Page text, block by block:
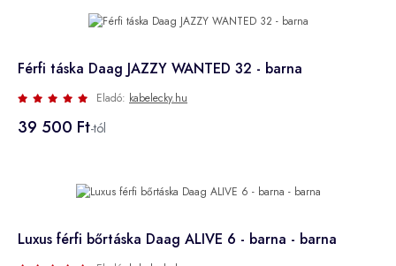
Férfi táska Daag JAZZY WANTED 32 - barna
Eladó: kabelecky.hu
39 500 Ft-tól
Luxus férfi bőrtáska Daag ALIVE 6 - barna - barna